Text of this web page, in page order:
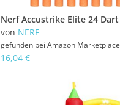
von NERF
gefunden bei Amazon Marketplace
16,04 €